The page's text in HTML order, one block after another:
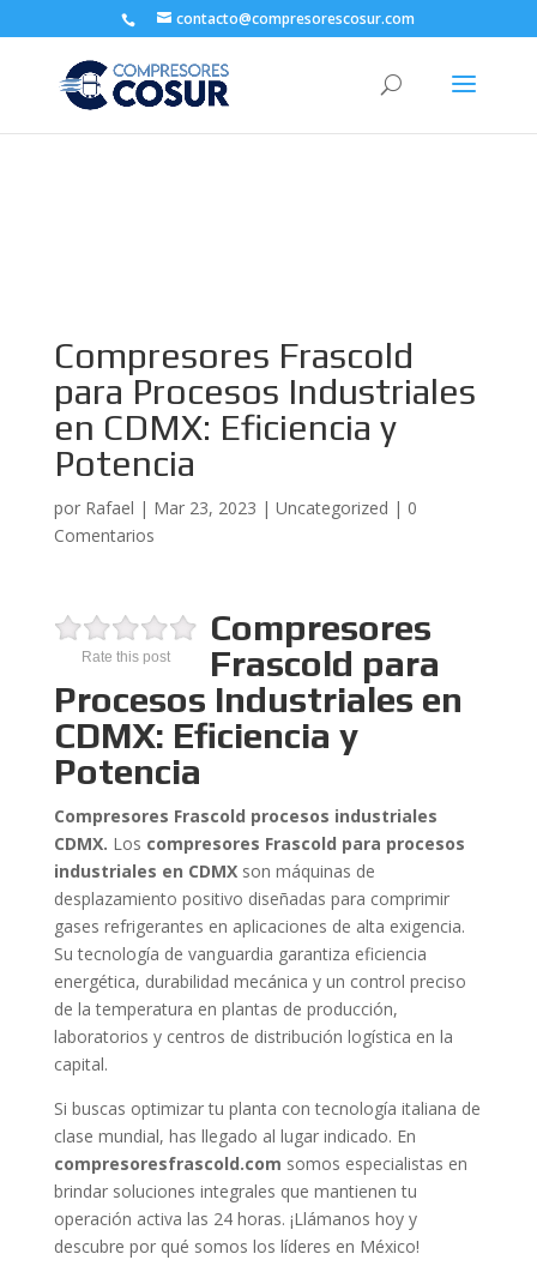
contacto@compresorescosur.com
Compresores Frascold
para Procesos Industriales
en CDMX: Eficiencia y
Potencia
por Rafael | Mar 23, 2023 | Uncategorized | 0
Comentarios
Rate this post
Compresores
Frascold para
Procesos Industriales en
CDMX: Eficiencia y
Potencia
Compresores Frascold procesos industriales
CDMX. Los compresores Frascold para procesos
industriales en CDMXson máquinas de
desplazamiento positivo diseñadas para comprimir
gases refrigerantes en aplicaciones de alta exigencia.
Su tecnología de vanguardia garantiza eficiencia
energética, durabilidad mecánica y un control preciso
de la temperatura en plantas de producción,
laboratorios y centros de distribución logística en la
capital.
Si buscas optimizar tu planta con tecnología italiana de
clase mundial, has llegado al lugar indicado. En
compresoresfrascold.com somos especialistas en
brindar soluciones integrales que mantienen tu
operación activa las 24 horas. ¡Llámanos hoy y
descubre por qué somos los líderes en México!